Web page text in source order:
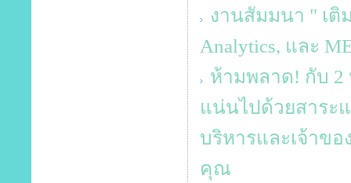
งานสัมมนา " เติ
Analytics, และ
ห้ามพลาด! กับ
แน่นไปด้วยสาระ
บริหารและเจ้าข
คุณ